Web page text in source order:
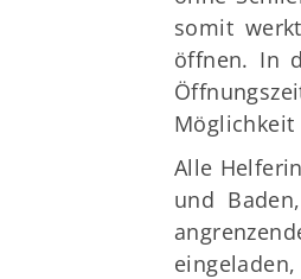
somit
öffnen. In
Möglichkeit
Alle
und